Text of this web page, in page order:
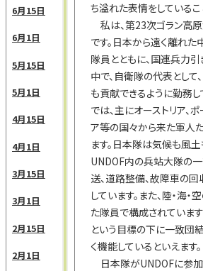
6月15日
6月1日
5月15日
5月1日
4月15日
4月1日
3月15日
3月1日
2月15日
2月1日
ち溢れた表情をしているこ
私は、第23次ゴラン高
です。日本から遠く離れ
隊員とともに、国連兵力
中で、自衛隊の代表とし
も貢献できるように勤務し
では、主にオーストリア、
ア等の国々から来た軍人
ます。日本隊は気候も風
UNDOF内の兵站大隊の
送、道路整備、故障車の
しています。また、陸・海
た隊員で構成されていま
という目標の下に一致団
く機能しているといえます。
日本隊がUNDOFに参加